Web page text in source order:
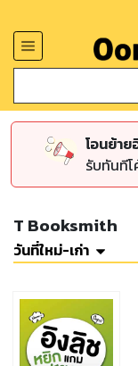
โอนย้า
รับทันที
T Booksmith
วันที่ใหม่-เก่า